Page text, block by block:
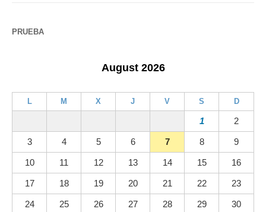
PRUEBA
August 2026
L M X J V S D
1 2
3 4 5 6 7 8 9
10 11 12 13 14 15 16
17 18 19 20 21 22 23
24 25 26 27 28 29 30